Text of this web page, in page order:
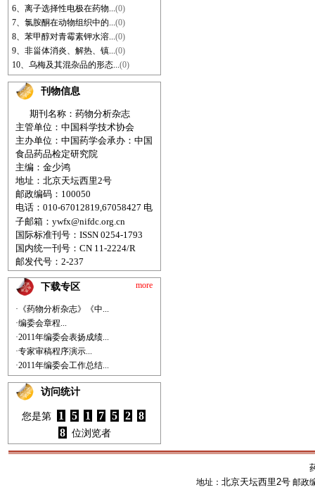
6、离子选择性电极在药物...(0)
7、氯胺酮在动物组织中的...(0)
8、苯甲醇对青霉素钾水溶...(0)
9、非甾体消炎、解热、镇...(0)
10、乌梅及其混杂品的形态...(0)
刊物信息
期刊名称：药物分析杂志
主管单位：中国科学技术协会
主办单位：中国药学会承办：中国
食品药品检定研究院
主编：金少鸿
地址：北京天坛西里2号
邮政编码：100050
电话：010-67012819,67058427 电
子邮箱： ywfx@nifdc.org.cn
国际标准刊号：ISSN 0254-1793
国内统一刊号：CN 11-2224/R
邮发代号：2-237
下载专区 more
·《药物分析杂志》《中...
·编委会章程...
·2011年编委会表扬成绩...
·专家审稿程序演示...
·2011年编委会工作总结...
访问统计
您是第 1 5 1 7 5 2
8
8
位浏览者
地址： 北京天坛西里2号邮政